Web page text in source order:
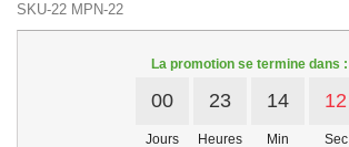
SKU-22 MPN-22
La promotion se termine dans :
00
Jours
23
Heures
14
Min
12
Sec